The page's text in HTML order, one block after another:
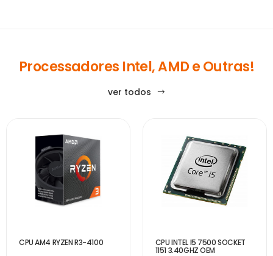
Processadores Intel, AMD e Outras!
ver todos
CPU AM4 RYZEN R3-4100 CPU INTEL I5 7500 SOCKET
1151 3.40GHZ OEM